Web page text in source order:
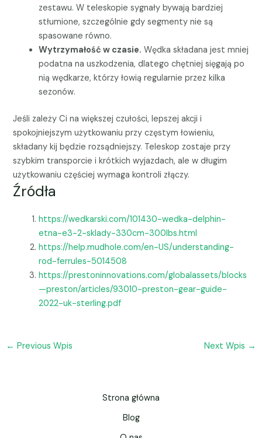
zestawu. W teleskopie sygnały bywają bardziej
stłumione, szczególnie gdy segmenty nie są
spasowane równo.
Wytrzymałość w czasie. Wędka składana jest mniej
podatna na uszkodzenia, dlatego chętniej sięgają po
nią wędkarze, którzy łowią regularnie przez kilka
sezonów.
Jeśli zależy Ci na większej czułości, lepszej akcji i
spokojniejszym użytkowaniu przy częstym łowieniu,
składany kij będzie rozsądniejszy. Teleskop zostaje przy
szybkim transporcie i krótkich wyjazdach, ale w długim
użytkowaniu częściej wymaga kontroli złączy.
Źródła
https://wedkarski.com/101430-wedka-delphin-
etna-e3-2-sklady-330cm-300lbs.html
https://help.mudhole.com/en-US/understanding-
rod-ferrules-5014508
https://prestoninnovations.com/globalassets/blocks
—preston/articles/93010-preston-gear-guide-
2022-uk-sterling.pdf
← Previous Wpis Next Wpis →
Strona główna
Blog